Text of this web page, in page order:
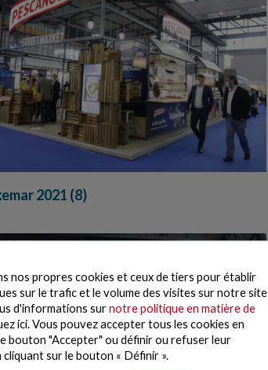
2021 (8)
nos propres cookies et ceux de tiers pour établir
sur le trafic et le volume des visites sur notre site
d'informations surnotre politique en matière de
ici. Vous pouvez accepter tous les cookies en
bouton "Accepter" ou définir ou refuser leur
sur le bouton « Définir ».